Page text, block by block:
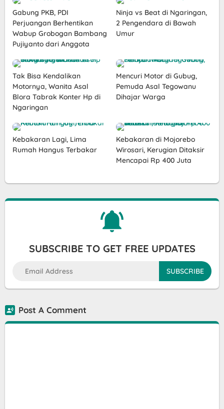
Gabung PKB, PDI
Perjuangan Berhentikan
Wabup Grobogan Bambang
Pujiyanto dari Anggota
Ninja vs Beat di Ngaringan,
2 Pengendara di Bawah
Umur
Tak Bisa Kendalikan
Motornya, Wanita Asal
Blora Tabrak Konter Hp di
Ngaringan
Mencuri Motor di Gubug,
Pemuda Asal Tegowanu
Dihajar Warga
Kebakaran Lagi, Lima
Rumah Hangus Terbakar
Kebakaran di Mojorebo
Wirosari, Kerugian Ditaksir
Mencapai Rp 400 Juta
SUBSCRIBE TO GET FREE UPDATES
Post A Comment